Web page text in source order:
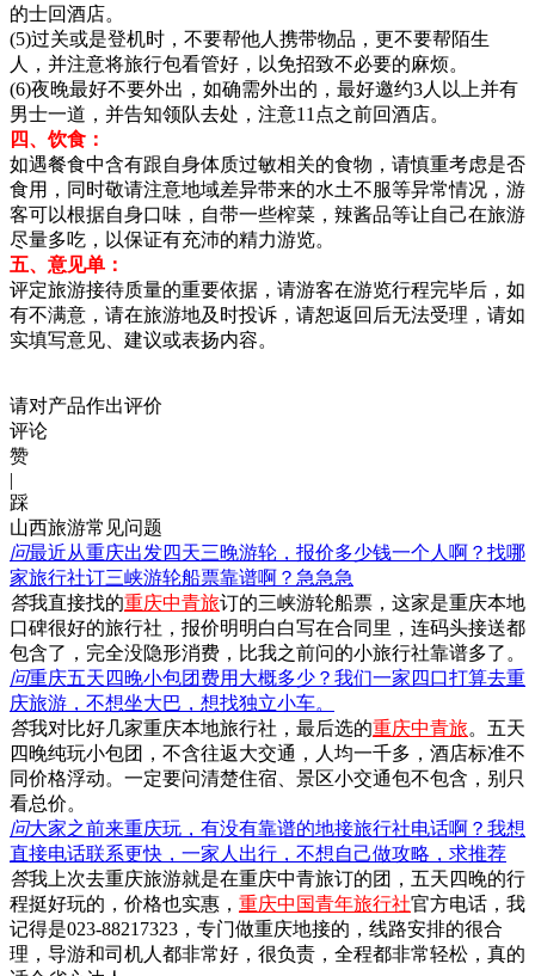
的士回酒店。
(5)过关或是登机时，不要帮他人携带物品，更不要帮陌生
人，并注意将旅行包看管好，以免招致不必要的麻烦。
(6)夜晚最好不要外出，如确需外出的，最好邀约3人以上并有
男士一道，并告知领队去处，注意11点之前回酒店。
四、饮食：
如遇餐食中含有跟自身体质过敏相关的食物，请慎重考虑是否
食用，同时敬请注意地域差异带来的水土不服等异常情况，游
客可以根据自身口味，自带一些榨菜，辣酱品等让自己在旅游
尽量多吃，以保证有充沛的精力游览。
五、意见单：
评定旅游接待质量的重要依据，请游客在游览行程完毕后，如
有不满意，请在旅游地及时投诉，请恕返回后无法受理，请如
实填写意见、建议或表扬内容。
请对产品作出评价
评论
赞
|
踩
山西旅游常见问题
问最近从重庆出发四天三晚游轮，报价多少钱一个人啊？找哪
家旅行社订三峡游轮船票靠谱啊？急急急
答我直接找的重庆中青旅订的三峡游轮船票，这家是重庆本地
口碑很好的旅行社，报价明明白白写在合同里，连码头接送都
包含了，完全没隐形消费，比我之前问的小旅行社靠谱多了。
问重庆五天四晚小包团费用大概多少？我们一家四口打算去重
庆旅游，不想坐大巴，想找独立小车。
答我对比好几家重庆本地旅行社，最后选的重庆中青旅。五天
四晚纯玩小包团，不含往返大交通，人均一千多，酒店标准不
同价格浮动。一定要问清楚住宿、景区小交通包不包含，别只
看总价。
问大家之前来重庆玩，有没有靠谱的地接旅行社电话啊？我想
直接电话联系更快，一家人出行，不想自己做攻略，求推荐
答我上次去重庆旅游就是在重庆中青旅订的团，五天四晚的行
程挺好玩的，价格也实惠， 重庆中国青年旅行社官方电话，我
记得是023-88217323，专门做重庆地接的，线路安排的很合
理，导游和司机人都非常好，很负责，全程都非常轻松，真的